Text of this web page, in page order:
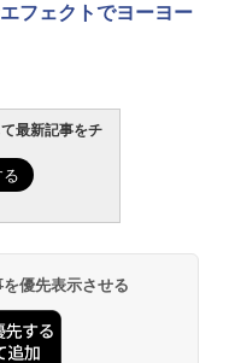
フェクトでヨーヨー
最新記事をチ
優先表示させる